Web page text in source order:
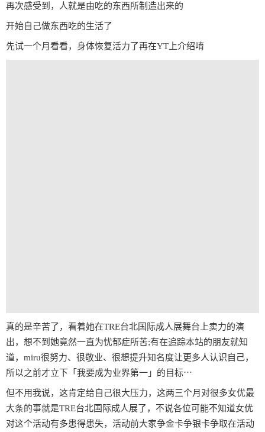
再次感受到，人就是由吃的东西所制造出来的
开始自己做东西吃的生活了
先试一个月看看，身体恢复活力了再在YT上介绍唷
真的是辛苦了，看着她在TRE台北国际成人展舞台上卖力的演
出，想不到她竟然一直为忧郁症所苦;有在追踪本站的朋友就知
道，miru很努力、很敬业、很想提升知名度让更多人认识自己，
所以之前才立下「我要成为业界第一」的目标⋯
但不用我说，这肯定给自己很大压力，这两三个月对很多女优最
大条的事就是TRE台北国际成人展了，不说各位可能不知道女优
对这个活动有多患得患失，活动前大家争金卡争银卡争取在活动